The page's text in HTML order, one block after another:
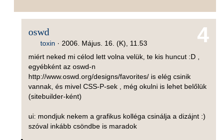
4
oswd
toxin · 2006. Május. 16. (K), 11.53
miért neked mi célod lett volna velük, te kis huncut :D ,
egyébként az oswd-n
http://www.oswd.org/designs/favorites/ is elég csinik
vannak, és mivel CSS-P-sek , még okulni is lehet belőlük
(sitebuilder-ként)
ui: mondjuk nekem a grafikus kolléga csinálja a dizájnt :)
szóval inkább csöndbe is maradok